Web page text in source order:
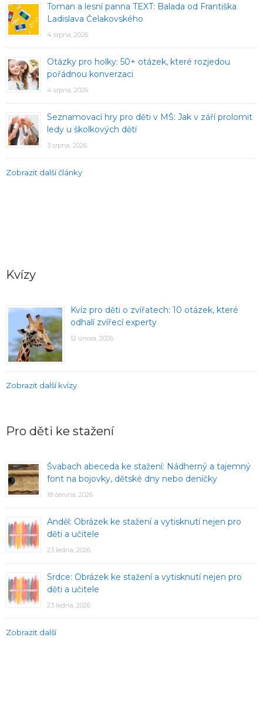
Toman a lesní panna TEXT: Balada od Františka
Ladislava Čelakovského
4 srpna, 2026
Otázky pro holky: 50+ otázek, které rozjedou
pořádnou konverzaci
4 srpna, 2026
Seznamovací hry pro děti v MŠ: Jak v září prolomit
ledy u školkových dětí
3 srpna, 2026
Zobrazit další články
Kvízy
Kvíz pro děti o zvířatech: 10 otázek, které
odhalí zvířecí experty
12 února, 2026
Zobrazit další kvízy
Pro děti ke stažení
Švabach abeceda ke stažení: Nádherný a tajemný
font na bojovky, dětské dny nebo deníčky
18 června, 2026
Anděl: Obrázek ke stažení a vytisknutí nejen pro
děti a učitele
23 ledna, 2026
Srdce: Obrázek ke stažení a vytisknutí nejen pro
děti a učitele
23 ledna, 2026
Zobrazit další